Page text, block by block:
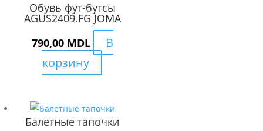
Обувь фут-бутсы
AGUS2409.FG JOMA
790,00 MDL
В
корзину
Балетные тапочки